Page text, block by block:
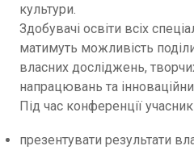
культури.
Здобувачі освіти всіх
матимуть можливість
власних досліджень,
напрацювань та
Під час конференції
презентувати результати